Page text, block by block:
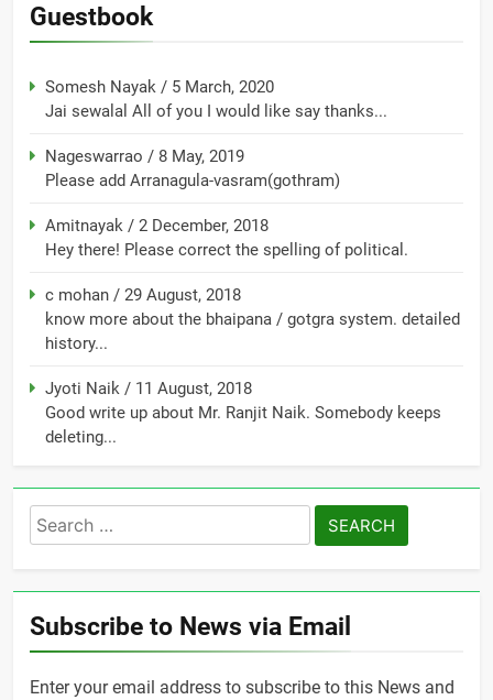
Guestbook
Somesh Nayak / 5 March, 2020
Jai sewalal All of you I would like say thanks...
Nageswarrao / 8 May, 2019
Please add Arranagula-vasram(gothram)
Amitnayak / 2 December, 2018
Hey there! Please correct the spelling of political.
c mohan / 29 August, 2018
know more about the bhaipana / gotgra system. detailed
history...
Jyoti Naik / 11 August, 2018
Good write up about Mr. Ranjit Naik. Somebody keeps
deleting...
Search
for:
Subscribe to News via Email
Enter your email address to subscribe to this News and